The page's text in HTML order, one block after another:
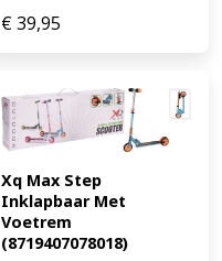
€39,95
Xq Max Step
Inklapbaar Met
Voetrem
(8719407078018)